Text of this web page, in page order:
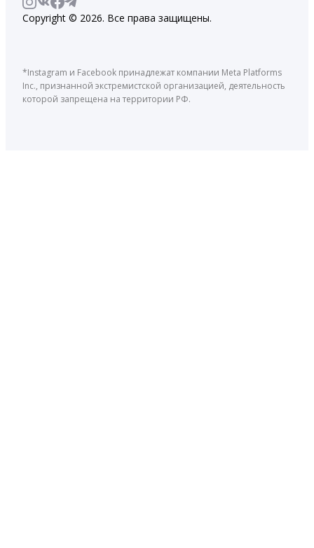
Copyright © 2026. Все права защищены.
*Instagram и Facebook принадлежат компании Meta Platforms
Inc., признанной экстремистской организацией, деятельность
которой запрещена на территории РФ.